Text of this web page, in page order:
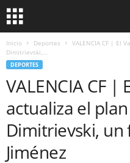
Inicio Deportes
VALENCIA CF | El
Dimitrievski,...
DEPORTES
VALENCIA CF |
actualiza el
Dimitrievski, un
Jiménez